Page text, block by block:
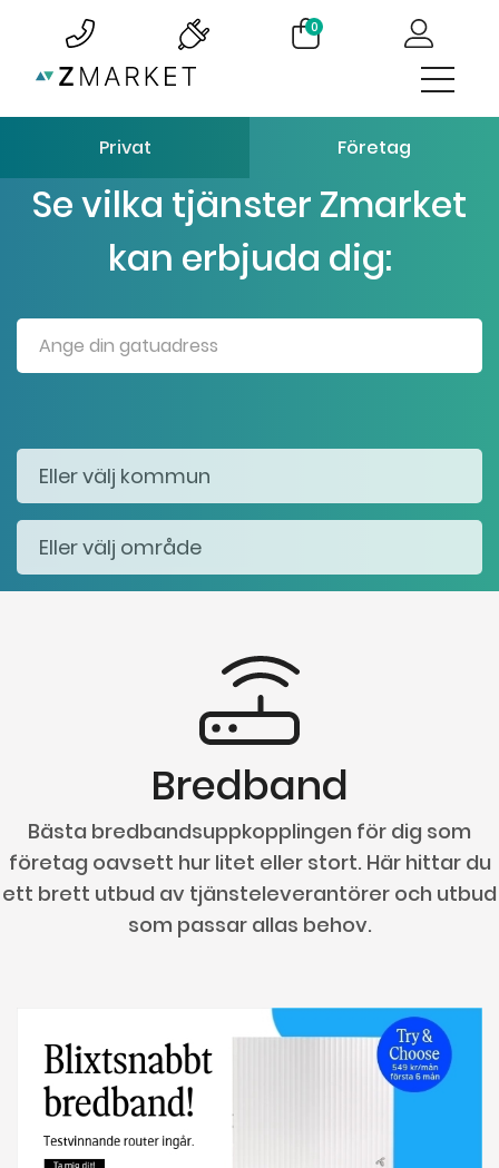
0
Privat Företag
Se vilka tjänster Zmarket
kan erbjuda dig:
Bredband
Bästa bredbandsuppkopplingen för dig som
företag oavsett hur litet eller stort. Här hittar du
ett brett utbud av tjänsteleverantörer och utbud
som passar allas behov.